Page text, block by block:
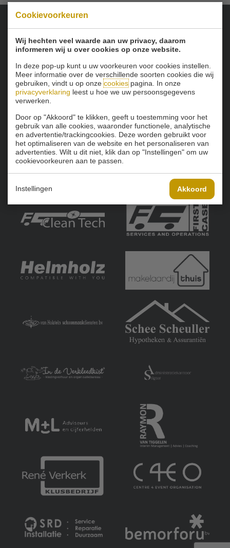
Cookievoorkeuren
Wij hechten veel waarde aan uw privacy, daarom
informeren wij u over cookies op onze website.
In deze pop-up kunt u uw voorkeuren voor cookies instellen.
Meer informatie over de verschillende soorten cookies die wij
gebruiken, vindt u op onzecookiespagina. In onze
privacyverklaring leest u hoe we uw persoonsgegevens
verwerken.
Door op "Akkoord" te klikken, geeft u toestemming voor het
gebruik van alle cookies, waaronder functionele, analytische
en advertentie/trackingcookies. Deze worden gebruikt voor
het optimaliseren van de website en het personaliseren van
advertenties. Wilt u dit niet, klik dan op "Instellingen" om uw
cookievoorkeuren aan te passen.
Instellingen Akkoord